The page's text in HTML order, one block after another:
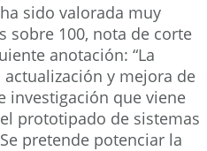
sido valorada muy
sobre 100, nota de corte
anotación: “La
y mejora de
investigación que viene
prototipado de sistemas
pretende potenciar la